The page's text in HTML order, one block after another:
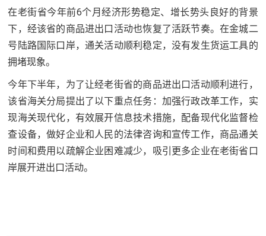
在老街省今年前6个月经济形势稳定、增长势头良好的背景
下，经该省的商品进出口活动也恢复了活跃节奏。在金城二
号陆路国际口岸，通关活动顺利稳定，没有发生货运工具的
拥堵现象。
今年下半年，为了让经老街省的商品进出口活动顺利进行，
该省海关分局提出了以下重点任务：加强行政改革工作，实
现海关现代化，有效展开信息技术措施，配备现代化监督检
查设备，做好企业和人民的法律咨询和宣传工作，商品通关
时间和费用以疏解企业困难减少，吸引更多企业在老街省口
岸展开进出口活动。